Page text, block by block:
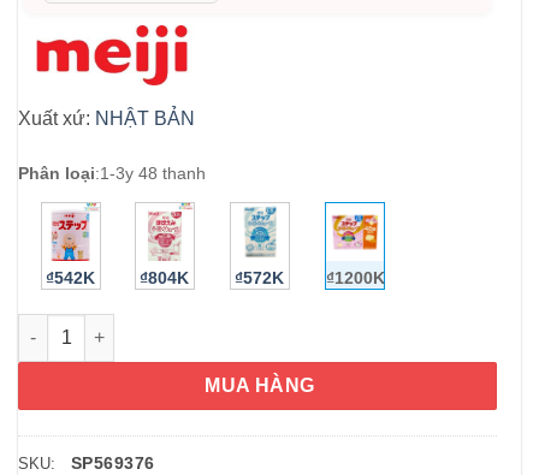
Xuất xứ: NHẬT BẢN
Phân loại:1-3y 48 thanh
₫542K ₫804K ₫572K ₫1200K
Sữa Meiji dạng thanh tiện lợi Meiji Nhật Bản cho bé từ 1-3
MUA HÀNG
SKU: SP569376